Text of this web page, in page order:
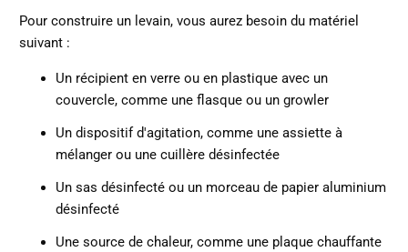
Pour construire un levain, vous aurez besoin du matériel
suivant :
Un récipient en verre ou en plastique avec un
couvercle, comme une flasque ou un growler
Un dispositif d'agitation, comme une assiette à
mélanger ou une cuillère désinfectée
Un sas désinfecté ou un morceau de papier aluminium
désinfecté
Une source de chaleur, comme une plaque chauffante